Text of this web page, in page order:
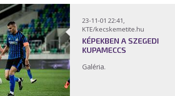
23-11-01 22:41,
KTE/kecskemetite.hu
KÉPEKBEN A SZEGEDI
KUPAMECCS
Galéria.